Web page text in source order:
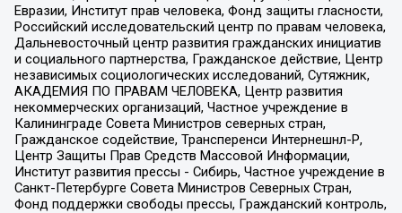
Евразии, Институт прав человека, Фонд защиты гласности,
Российский исследовательский центр по правам человека,
Дальневосточный центр развития гражданских инициатив
и социального партнерства, Гражданское действие, Центр
независимых социологических исследований, Сутяжник,
АКАДЕМИЯ ПО ПРАВАМ ЧЕЛОВЕКА, Центр развития
некоммерческих организаций, Частное учреждение в
Калининграде Совета Министров северных стран,
Гражданское содействие, Трансперенси Интернешнл-Р,
Центр Защиты Прав Средств Массовой Информации,
Институт развития прессы - Сибирь, Частное учреждение в
Санкт-Петербурге Совета Министров Северных Стран,
Фонд поддержки свободы прессы, Гражданский контроль,